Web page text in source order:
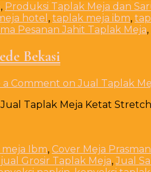
, Produksi Taplak Meja dan
hotel , taplak meja ibm,
Pesanan Jahit Taplak Meja,
Bekasi
a Comment on Jual Taplak
Taplak Meja Ketat
meja Ibm, Cover Meja
jual Grosir Taplak Meja,Jual